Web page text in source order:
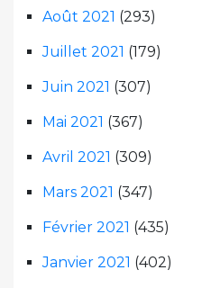
Août 2021 (293)
Juillet 2021 (179)
Juin 2021 (307)
Mai 2021 (367)
Avril 2021 (309)
Mars 2021 (347)
Février 2021 (435)
Janvier 2021 (402)